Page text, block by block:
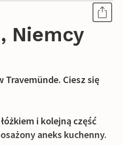
Niemcy
Travemünde. Ciesz się
i kolejną część
aneks kuchenny.